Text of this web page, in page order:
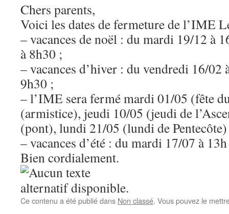
Chers parents,
Voici les dates de fermeture de l’IME
– vacances de noël : du mardi 19/12 à
à 8h30 ;
– vacances d’hiver : du vendredi 16/02
9h30 ;
– l’IME sera fermé mardi 01/05 (fête
(armistice), jeudi 10/05 (jeudi de
(pont), lundi 21/05 (lundi de
– vacances d’été : du mardi 17/07 à
Bien cordialement.
Ce contenu a été publié dans Non classé. Vous pouvez le